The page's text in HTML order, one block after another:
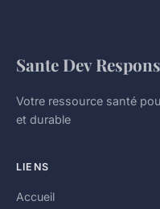
Sante Dev
Votre ressource santé
et durable
LIENS
Accueil